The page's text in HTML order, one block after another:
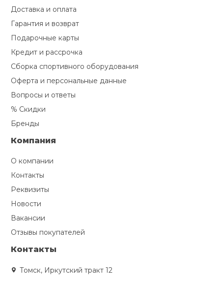
Доставка и оплата
Гарантия и возврат
Подарочные карты
Кредит и рассрочка
Сборка спортивного оборудования
Оферта и персональные данные
Вопросы и ответы
% Скидки
Бренды
Компания
О компании
Контакты
Реквизиты
Новости
Вакансии
Отзывы покупателей
Контакты
Томск, Иркутский тракт 12